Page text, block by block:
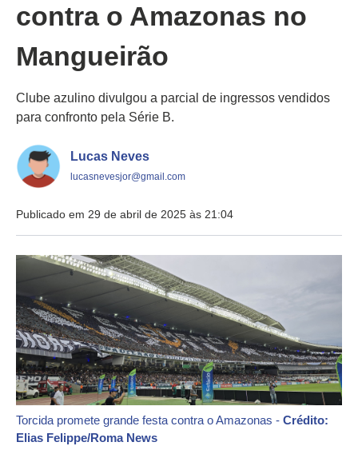
contra o Amazonas no
Mangueirão
Clube azulino divulgou a parcial de ingressos vendidos
para confronto pela Série B.
Lucas Neves
lucasnevesjor@gmail.com
Publicado em 29 de abril de 2025 às 21:04
Torcida promete grande festa contra o Amazonas - Crédito:
Elias Felippe/Roma News